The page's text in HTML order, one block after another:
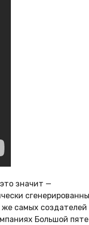
значит —
же самых создателей
Большой